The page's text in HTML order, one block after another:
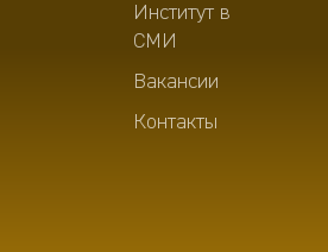
Институт в
СМИ
Вакансии
Контакты